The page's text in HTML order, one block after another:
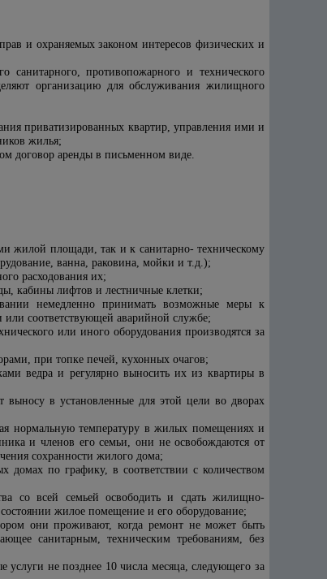
и охраняемых законом интересов физических и
санитарного, противопожарного и технического
организацию для обслуживания жилищного
приватизированных квартир, управления ими и
жилья;
договор аренды в письменном виде.
жилой площади, так и к санитарно- техническому
ванна, раковина, мойки и т.д.);
расходования их;
кабины лифтов и лестничные клетки;
немедленно принимать возможные меры к
соответствующей аварийной службе;
или иного оборудования производятся за
при топке печей, кухонных очагов;
ведра и регулярно выносить их из квартиры в
выносу в установленные для этой цели во дворах
нормальную температуру в жилых помещениях и
и членов его семьи, они не освобождаются от
сохранности жилого дома;
домах по графику, в соответствии с количеством
со всей семьей освободить и сдать жилищно-
жилое помещение и его оборудование;
они проживают, когда ремонт не может быть
санитарным, техническим требованиям, без
не позднее 10 числа месяца, следующего за